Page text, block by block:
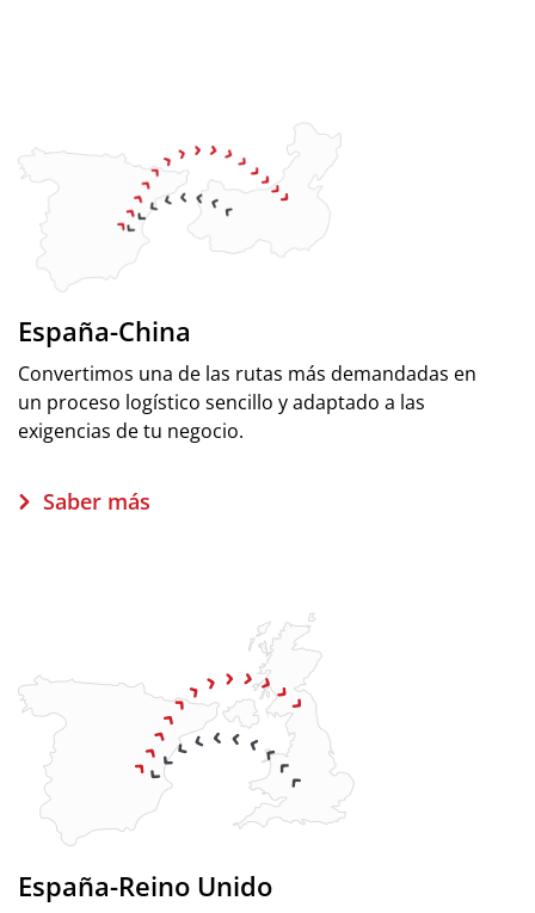
España-China
Convertimos una de las rutas más demandadas en
un proceso logístico sencillo y adaptado a las
exigencias de tu negocio.
Saber más
España-Reino Unido